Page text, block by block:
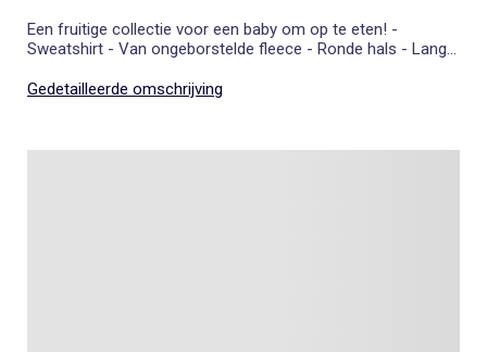
Een fruitige collectie voor een baby om op te eten! -
Sweatshirt - Van ongeborstelde fleece - Ronde hals - Lange
maanden - 'Kersen' patch van badstof op de voorkant -
Gedetailleerde omschrijving